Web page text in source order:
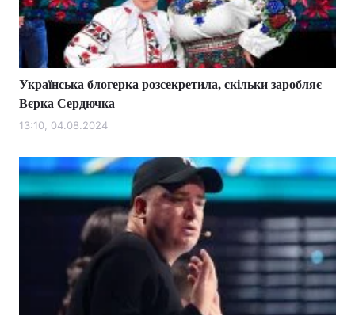
Українська блогерка розсекретила, скільки заробляє
Вєрка Сердючка
13:10, 04.08.2024